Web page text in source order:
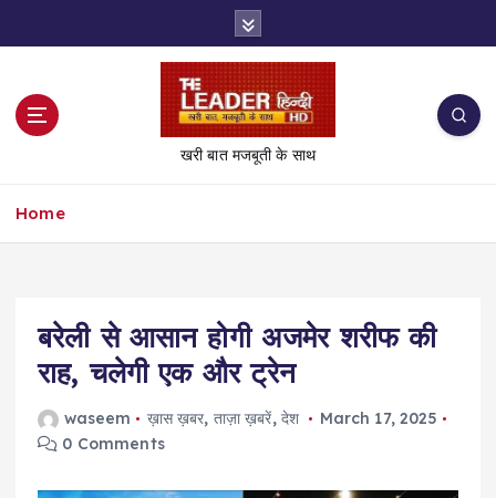
t
खरी बात मजबूती के साथ
Home
बरेली से आसान होगी अजमेर शरीफ की
राह, चलेगी एक और ट्रेन
waseem ख़ास ख़बर, ताज़ा ख़बरें, देश
March 17, 2025
0 Comments